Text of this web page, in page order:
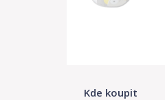
Kde koupit